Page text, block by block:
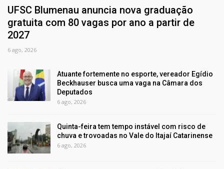
UFSC Blumenau anuncia nova graduação
gratuita com 80 vagas por ano a partir de
2027
6 ago, 2026
Atuante fortemente no esporte, vereador Egídio
Beckhauser busca uma vaga na Câmara dos
Deputados
6 ago, 2026
Quinta-feira tem tempo instável com risco de
chuva e trovoadas no Vale do Itajaí Catarinense
6 ago, 2026